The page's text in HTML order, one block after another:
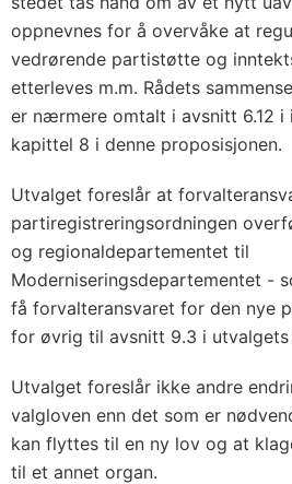
oppnevnes for å overvåke at
vedrørende partistøtte og
etterleves m.m. Rådets
er nærmere omtalt i avsnitt 6.12 i
kapittel 8 i denne proposisjonen.
Utvalget foreslår at
partiregistreringsordningen
og regionaldepartementet til
Moderniseringsdepartementet -
få forvalteransvaret for den nye
for øvrig til avsnitt 9.3 i utvalgets
Utvalget foreslår ikke andre
valgloven enn det som er
kan flyttes til en ny lov og at
til et annet organ.